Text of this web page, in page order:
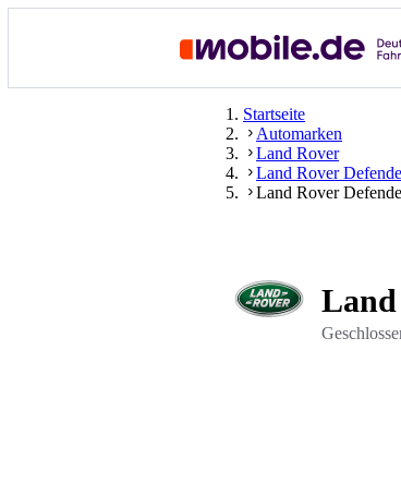
Startseite
Automarken
Land Rover
Land Rover
Land Rover
Land